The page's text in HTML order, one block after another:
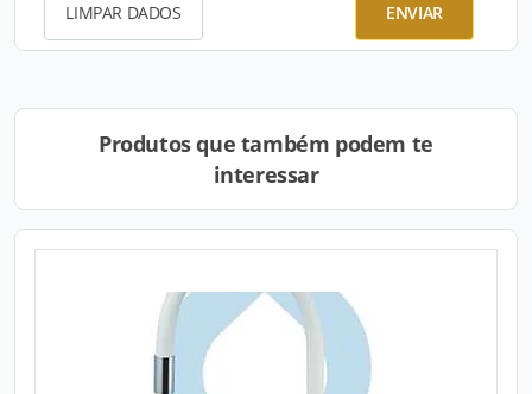
LIMPAR DADOS ENVIAR
Produtos que também podem te
interessar